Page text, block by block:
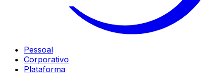
Pessoal
Corporativo
Plataforma